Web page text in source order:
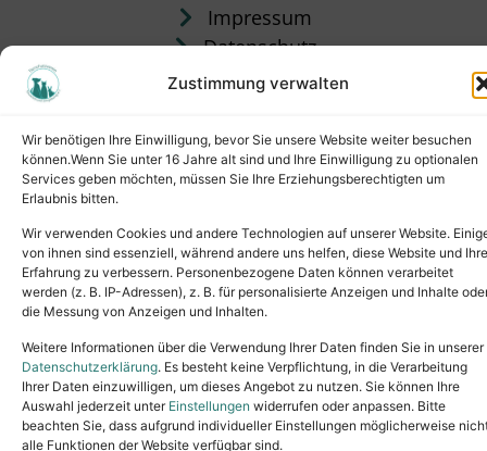
Zustimmung verwalten
Wir benötigen Ihre Einwilligung, bevor Sie unsere Website weiter besuchen
können.Wenn Sie unter 16 Jahre alt sind und Ihre Einwilligung zu optionalen
Services geben möchten, müssen Sie Ihre Erziehungsberechtigten um
Erlaubnis bitten.
Wir verwenden Cookies und andere Technologien auf unserer Website.
von ihnen sind essenziell, während andere uns helfen, diese Website und Ihre
Erfahrung zu verbessern. Personenbezogene Daten können verarbeitet
werden (z. B. IP-Adressen), z. B. für personalisierte Anzeigen und Inhalte
die Messung von Anzeigen und Inhalten.
Weitere Informationen über die Verwendung Ihrer Daten finden Sie in unserer
Datenschutzerklärung. Es besteht keine Verpflichtung, in die Verarbeitung
Ihrer Daten einzuwilligen, um dieses Angebot zu nutzen. Sie können Ihre
Auswahl jederzeit unter Einstellungen widerrufen oder anpassen. Bitte
beachten Sie, dass aufgrund individueller Einstellungen möglicherweise
alle Funktionen der Website verfügbar sind.
Impressum
Datenschutz
Satzung
Copyright © 2024. All rights reserved.
Tel.: (02631) 55356buero@tierheim-neuwied.de
Ludwigshof 1, 56567 Neuwied